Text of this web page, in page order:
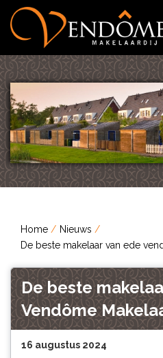
Home
Nieuws
De beste makelaar van ede
De beste
Vendôme
16 augustus 2024